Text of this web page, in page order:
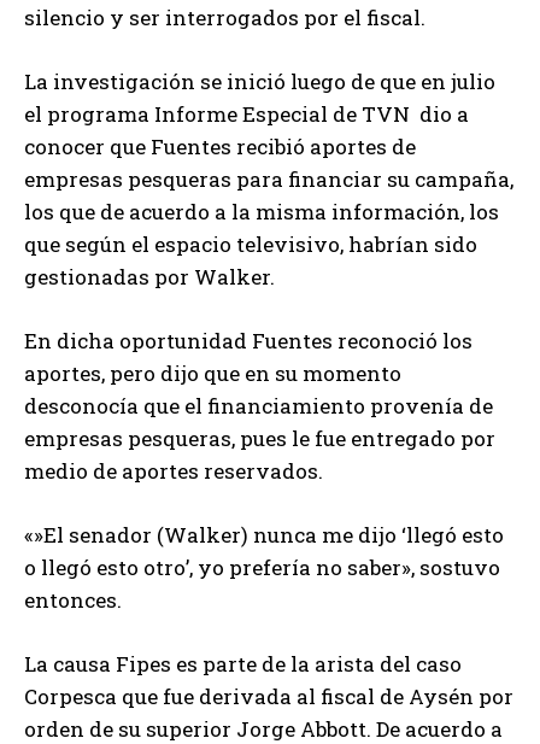
silencio y ser interrogados por el fiscal.
La investigación se inició luego de que en julio
el programa Informe Especial de TVN dio a
conocer que Fuentes recibió aportes de
empresas pesqueras para financiar su campaña,
los que de acuerdo a la misma información, los
que según el espacio televisivo, habrían sido
gestionadas por Walker.
En dicha oportunidad Fuentes reconoció los
aportes, pero dijo que en su momento
desconocía que el financiamiento provenía de
empresas pesqueras, pues le fue entregado por
medio de aportes reservados.
«»El senador (Walker) nunca me dijo ‘llegó esto
o llegó esto otro’, yo prefería no saber», sostuvo
entonces.
La causa Fipes es parte de la arista del caso
Corpesca que fue derivada al fiscal de Aysén por
orden de su superior Jorge Abbott. De acuerdo a